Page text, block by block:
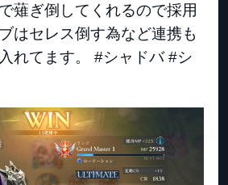
薙ぎ倒してくれるので採用
はセレス倒す為など連携も
れてます。 #シャドバ #シ